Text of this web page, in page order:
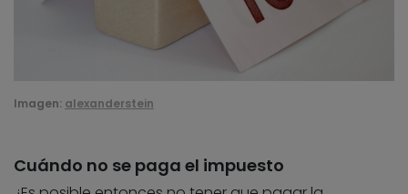
Imagen: alexanderstein
Cuándo no se paga el impuesto